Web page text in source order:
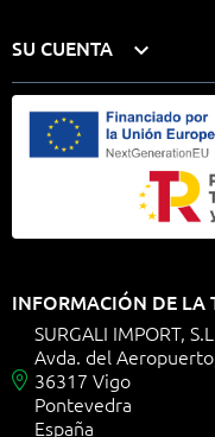
SU CUENTA 
INFORMACIÓN DE LA

SURGALI IMPORT,
Avda. del
36317 Vigo
Pontevedra
España